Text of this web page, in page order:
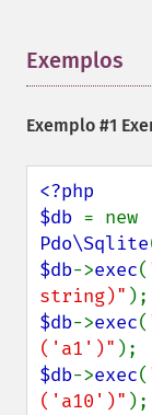
Exemplos
Exemplo #1
<?php
$db
Pdo\Sqlite
$db->exec(
string)"
$db->exec(
('a1')"
$db->exec(
('a10')"